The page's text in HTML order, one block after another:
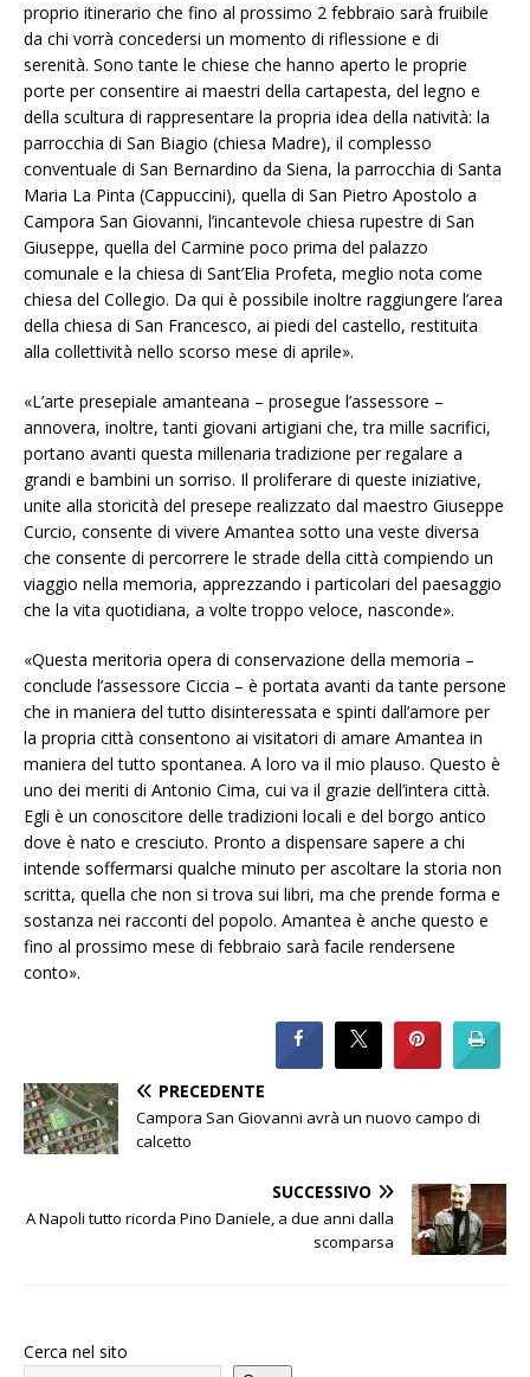
proprio itinerario che fino al prossimo 2 febbraio sarà fruibile
da chi vorrà concedersi un momento di riflessione e di
serenità. Sono tante le chiese che hanno aperto le proprie
porte per consentire ai maestri della cartapesta, del legno e
della scultura di rappresentare la propria idea della natività: la
parrocchia di San Biagio (chiesa Madre), il complesso
conventuale di San Bernardino da Siena, la parrocchia di Santa
Maria La Pinta (Cappuccini), quella di San Pietro Apostolo a
Campora San Giovanni, l’incantevole chiesa rupestre di San
Giuseppe, quella del Carmine poco prima del palazzo
comunale e la chiesa di Sant’Elia Profeta, meglio nota come
chiesa del Collegio. Da qui è possibile inoltre raggiungere l’area
della chiesa di San Francesco, ai piedi del castello, restituita
alla collettività nello scorso mese di aprile».
«L’arte presepiale amanteana – prosegue l’assessore –
annovera, inoltre, tanti giovani artigiani che, tra mille sacrifici,
portano avanti questa millenaria tradizione per regalare a
grandi e bambini un sorriso. Il proliferare di queste iniziative,
unite alla storicità del presepe realizzato dal maestro Giuseppe
Curcio, consente di vivere Amantea sotto una veste diversa
che consente di percorrere le strade della città compiendo un
viaggio nella memoria, apprezzando i particolari del paesaggio
che la vita quotidiana, a volte troppo veloce, nasconde».
«Questa meritoria opera di conservazione della memoria –
conclude l’assessore Ciccia – è portata avanti da tante persone
che in maniera del tutto disinteressata e spinti dall’amore per
la propria città consentono ai visitatori di amare Amantea in
maniera del tutto spontanea. A loro va il mio plauso. Questo è
uno dei meriti di Antonio Cima, cui va il grazie dell’intera città.
Egli è un conoscitore delle tradizioni locali e del borgo antico
dove è nato e cresciuto. Pronto a dispensare sapere a chi
intende soffermarsi qualche minuto per ascoltare la storia non
scritta, quella che non si trova sui libri, ma che prende forma e
sostanza nei racconti del popolo. Amantea è anche questo e
fino al prossimo mese di febbraio sarà facile rendersene
conto».
PRECEDENTE
Campora San Giovanni avrà un nuovo campo di
calcetto
SUCCESSIVO
A Napoli tutto ricorda Pino Daniele, a due anni dalla
scomparsa
Cerca nel sito